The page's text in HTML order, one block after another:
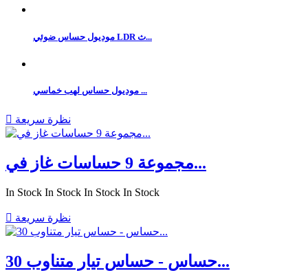
موديول حساس ضوئي LDR ث...
موديول حساس لهب خماسي ...
 نظرة سريعة
مجموعة 9 حساسات غاز في...
In Stock In Stock In Stock In Stock
 نظرة سريعة
حساس - حساس تيار متناوب 30...